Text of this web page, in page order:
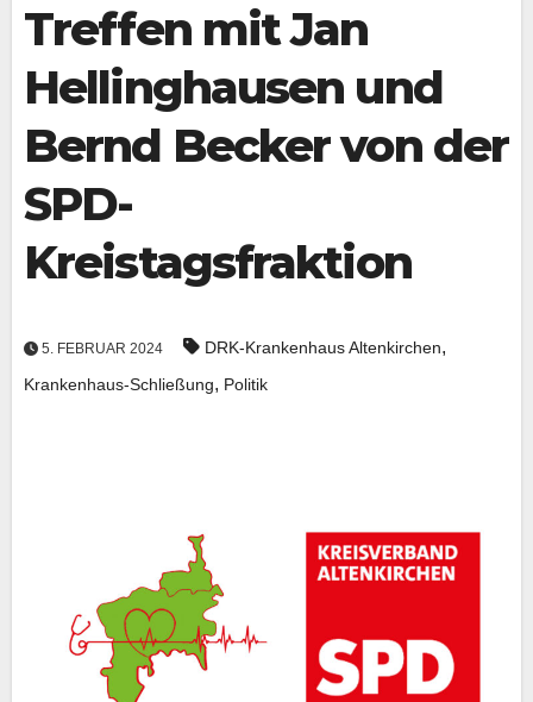
Treffen mit Jan
Hellinghausen und
Bernd Becker von der
SPD-
Kreistagsfraktion
5. FEBRUAR 2024 DRK-Krankenhaus Altenkirchen,
Krankenhaus-Schließung, Politik